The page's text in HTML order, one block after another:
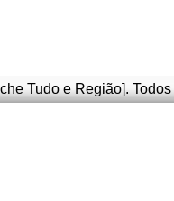
Tudo e Região].